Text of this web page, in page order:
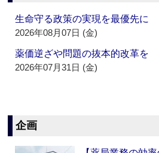
生命守る政策の実現を最優先に
2026年08月07日 (金)
薬価逆ざや問題の抜本的改革を
2026年07月31日 (金)
企画